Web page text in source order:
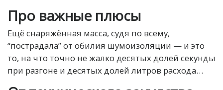
Про важные плюсы
Ещё снаряжённая масса, судя по всему,
“пострадала” от обилия шумоизоляции — и это
то, на что точно не жалко десятых долей секунды
при разгоне и десятых долей литров расхода…